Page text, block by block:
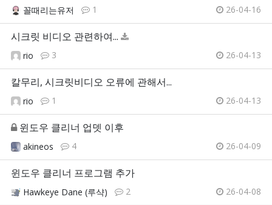
꼴때리는유저 1 26-04-16
시크릿 비디오 관련하여...
rio 3 26-04-13
칼무리, 시크릿비디오 오류에 관해서...
rio 1 26-04-13
윈도우 클리너 업뎃 이후
akineos 4 26-04-09
윈도우 클리너 프로그램 추가
Hawkeye Dane (루샥) 2 26-04-08